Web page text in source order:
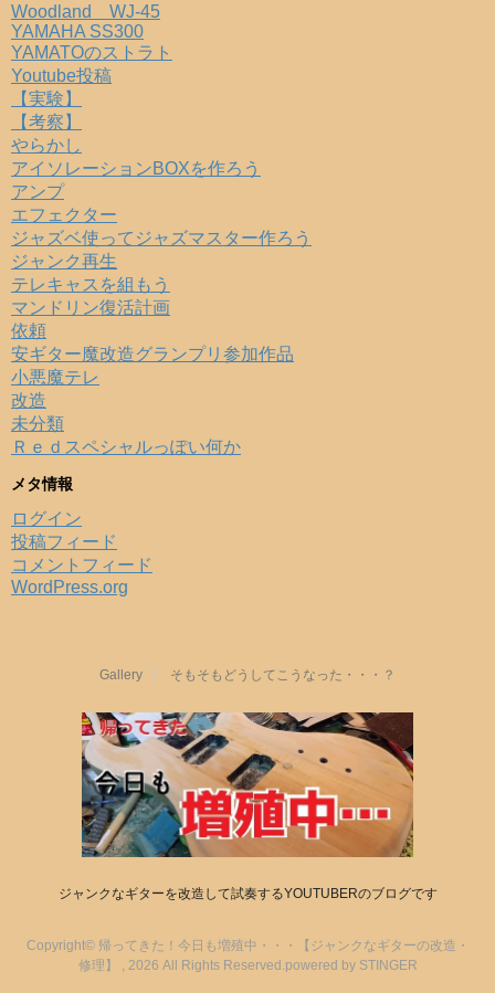
Woodland WJ-45
YAMAHA SS300
YAMATOのストラト
Youtube投稿
【実験】
【考察】
やらかし
アイソレーションBOXを作ろう
アンプ
エフェクター
ジャズベ使ってジャズマスター作ろう
ジャンク再生
テレキャスを組もう
マンドリン復活計画
依頼
安ギター魔改造グランプリ参加作品
小悪魔テレ
改造
未分類
Ｒｅｄスペシャルっぽい何か
メタ情報
ログイン
投稿フィード
コメントフィード
WordPress.org
Gallery そもそもどうしてこうなった・・・？
ジャンクなギターを改造して試奏するYOUTUBERのブログです
Copyright© 帰ってきた！今日も増殖中・・・【ジャンクなギターの改造・
修理】 , 2026 All Rights Reserved. powered by STINGER